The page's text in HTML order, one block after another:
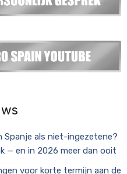
Spanje als niet-ingezetene?
— en in 2026 meer dan ooit
voor korte termijn aan de